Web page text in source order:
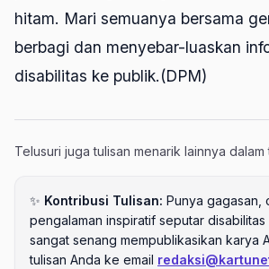
hitam. Mari semuanya bersama
berbagi dan menyebar-luaskan
disabilitas ke publik.(DPM)
Telusuri juga tulisan menarik lainnya dalam
✨ Kontribusi Tulisan: Punya gagasan,
pengalaman inspiratif seputar disabilitas
sangat senang mempublikasikan karya
tulisan Anda ke email